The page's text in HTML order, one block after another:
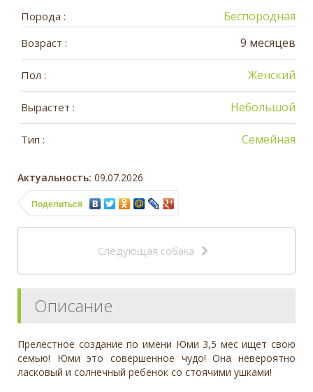
Порода : Беспородная
Возраст : 9 месяцев
Пол : Женский
Вырастет : Небольшой
Тип : Семейная
Актуальность: 09.07.2026
Поделиться
Следующая собака
Описание
Прелестное создание по имени Юми 3,5 мес ищет свою
семью! Юми это совершенное чудо! Она невероятно
ласковый и солнечный ребенок со стоячими ушками!